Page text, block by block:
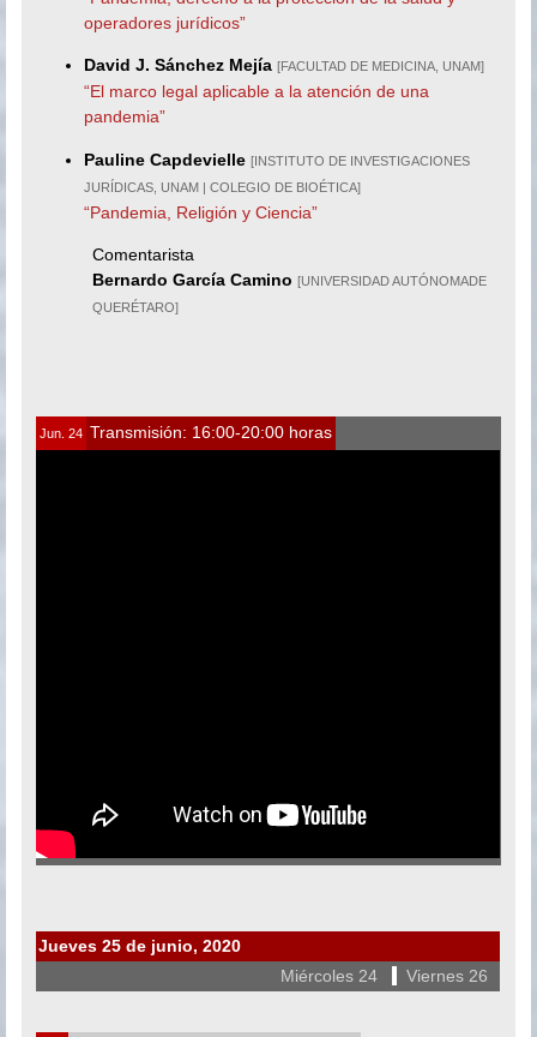
operadores jurídicos”
David J. Sánchez Mejía [FACULTAD DE MEDICINA, UNAM]
“El marco legal aplicable a la atención de una
pandemia”
Pauline Capdevielle [INSTITUTO DE INVESTIGACIONES
JURÍDICAS, UNAM | COLEGIO DE BIOÉTICA]
“Pandemia, Religión y Ciencia”
Comentarista
Bernardo García Camino [UNIVERSIDAD AUTÓNOMADE
QUERÉTARO]
Jun. 24 Transmisión: 16:00-20:00 horas
Jueves 25 de junio, 2020
Miércoles 24
Viernes 26